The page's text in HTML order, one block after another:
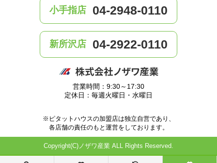
小手指店 04-2948-0110
新所沢店 04-2922-0110
営業時間：9:30～17:30
定休日：毎週火曜日・水曜日
※ピタットハウスの加盟店は独立自営であり、
各店舗の責任のもと運営をしております。
Copyright(C)ノザワ産業 ALL Rights Reserved.